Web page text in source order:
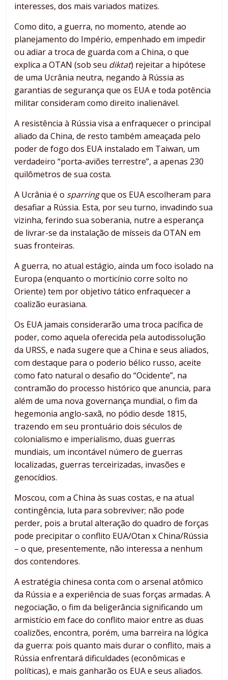
interesses, dos mais variados matizes.
Como dito, a guerra, no momento, atende ao
planejamento do Império, empenhado em impedir
ou adiar a troca de guarda com a China, o que
explica a OTAN (sob seu diktat) rejeitar a hipótese
de uma Ucrânia neutra, negando à Rússia as
garantias de segurança que os EUA e toda potência
militar consideram como direito inalienável.
A resistência à Rússia visa a enfraquecer o principal
aliado da China, de resto também ameaçada pelo
poder de fogo dos EUA instalado em Taiwan, um
verdadeiro “porta-aviões terrestre”, a apenas 230
quilômetros de sua costa.
A Ucrânia é o sparringque os EUA escolheram para
desafiar a Rússia. Esta, por seu turno, invadindo sua
vizinha, ferindo sua soberania, nutre a esperança
de livrar-se da instalação de mísseis da OTAN em
suas fronteiras.
A guerra, no atual estágio, ainda um foco isolado na
Europa (enquanto o morticínio corre solto no
Oriente) tem por objetivo tático enfraquecer a
coalizão eurasiana.
Os EUA jamais considerarão uma troca pacífica de
poder, como aquela oferecida pela autodissolução
da URSS, e nada sugere que a China e seus aliados,
com destaque para o poderio bélico russo, aceite
como fato natural o desafio do “Ocidente”, na
contramão do processo histórico que anuncia, para
além de uma nova governança mundial, o fim da
hegemonia anglo-saxã, no pódio desde 1815,
trazendo em seu prontuário dois séculos de
colonialismo e imperialismo, duas guerras
mundiais, um incontável número de guerras
localizadas, guerras terceirizadas, invasões e
genocídios.
Moscou, com a China às suas costas, e na atual
contingência, luta para sobreviver; não pode
perder, pois a brutal alteração do quadro de forças
pode precipitar o conflito EUA/Otan x China/Rússia
– o que, presentemente, não interessa a nenhum
dos contendores.
A estratégia chinesa conta com o arsenal atômico
da Rússia e a experiência de suas forças armadas. A
negociação, o fim da beligerância significando um
armistício em face do conflito maior entre as duas
coalizões, encontra, porém, uma barreira na lógica
da guerra: pois quanto mais durar o conflito, mais a
Rússia enfrentará dificuldades (econômicas e
políticas), e mais ganharão os EUA e seus aliados.